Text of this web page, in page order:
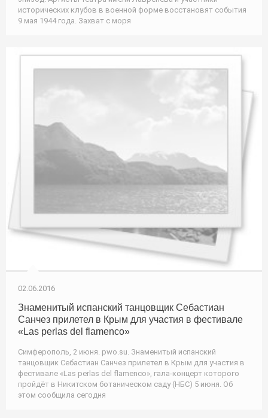
исторических клубов в военной форме восстановят события
9 мая 1944 года. Захват с моря
02.06.2016
Знаменитый испанский танцовщик Себастиан
Санчез прилетел в Крым для участия в фестивале
«Las perlas del flamenco»
Симферополь, 2 июня. pwo.su. Знаменитый испанский
танцовщик Себастиан Санчез прилетел в Крым для участия в
фестивале «Las perlas del flamenco», гала-концерт которого
пройдёт в Никитском ботаническом саду (НБС) 5 июня. Об
этом сообщила сегодня